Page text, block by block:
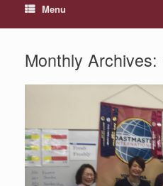
Menu
Monthly Archives: